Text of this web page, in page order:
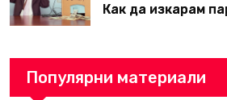
Как да изкарам
Популярни материали